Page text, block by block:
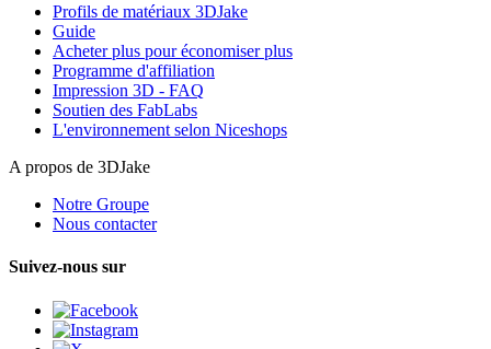
Profils de matériaux 3DJake
Guide
Acheter plus pour économiser plus
Programme d'affiliation
Impression 3D - FAQ
Soutien des FabLabs
L'environnement selon Niceshops
A propos de 3DJake
Notre Groupe
Nous contacter
Suivez-nous sur